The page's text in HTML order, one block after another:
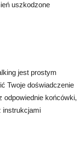
uszkodzone
jest prostym
Twoje doświadczenie
odpowiednie końcówki,
instrukcjami